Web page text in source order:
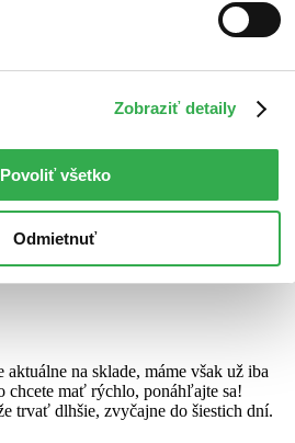
Zobraziť detaily
Povoliť všetko
Odmietnuť
Nick Carter přijíždí do Prahy, aby
české lahůdky a pivo...
aktuálne na sklade, máme však už iba
chcete mať rýchlo, ponáhľajte sa!
trvať dlhšie, zvyčajne do šiestich dní.